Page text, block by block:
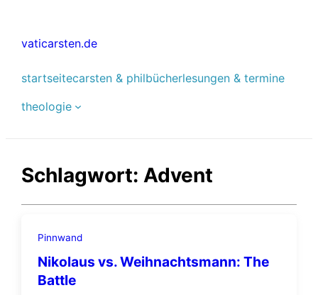
springen
vaticarsten.de
startseitecarsten & philbücherlesungen & termine
theologie
Schlagwort: Advent
Pinnwand
Nikolaus vs. Weihnachtsmann: The
Battle